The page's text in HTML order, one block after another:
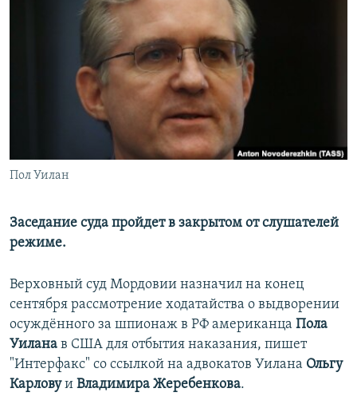
РАСПИСАНИЕ ВЕЩАНИЯ
ПОДПИШИТЕСЬ НА РАССЫЛКУ
СОЦИАЛЬНЫЕ СЕТИ
Пол Уилан
Заседание суда пройдет в закрытом от слушателей
режиме.
Верховный суд Мордовии назначил на конец
сентября рассмотрение ходатайства о выдворении
осуждённого за шпионаж в РФ американца Пола
Уилана в США для отбытия наказания, пишет
"Интерфакс" со ссылкой на адвокатов Уилана Ольгу
Карловуи Владимира Жеребенкова.